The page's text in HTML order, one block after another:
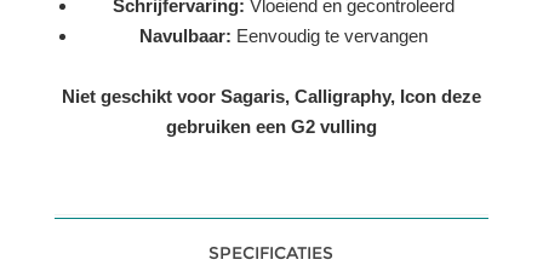
Schrijfervaring: Vloeiend en gecontroleerd
Navulbaar: Eenvoudig te vervangen
Niet geschikt voor Sagaris, Calligraphy, Icon deze
gebruiken een G2 vulling
SPECIFICATIES